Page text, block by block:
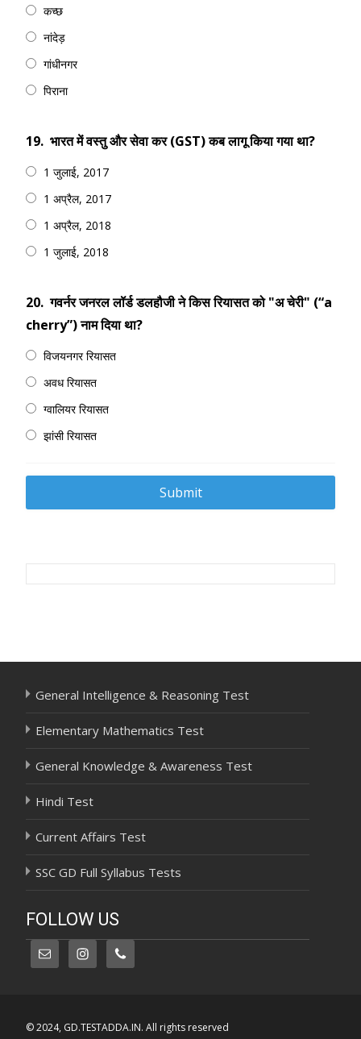
कच्छ
नांदेड़
गांधीनगर
पिराना
19. भारत में वस्तु और सेवा कर (GST) कब लागू किया गया था?
1 जुलाई, 2017
1 अप्रैल, 2017
1 अप्रैल, 2018
1 जुलाई, 2018
20. गवर्नर जनरल लॉर्ड डलहौजी ने किस रियासत को "अ चेरी" (“a
cherry”) नाम दिया था?
विजयनगर रियासत
अवध रियासत
ग्वालियर रियासत
झांसी रियासत
Post
General Intelligence & Reasoning Test
Elementary Mathematics Test
General Knowledge & Awareness Test
Hindi Test
Current Affairs Test
SSC GD Full Syllabus Tests
FOLLOW US
© 2024, GD.TESTADDA.IN. All rights reserved